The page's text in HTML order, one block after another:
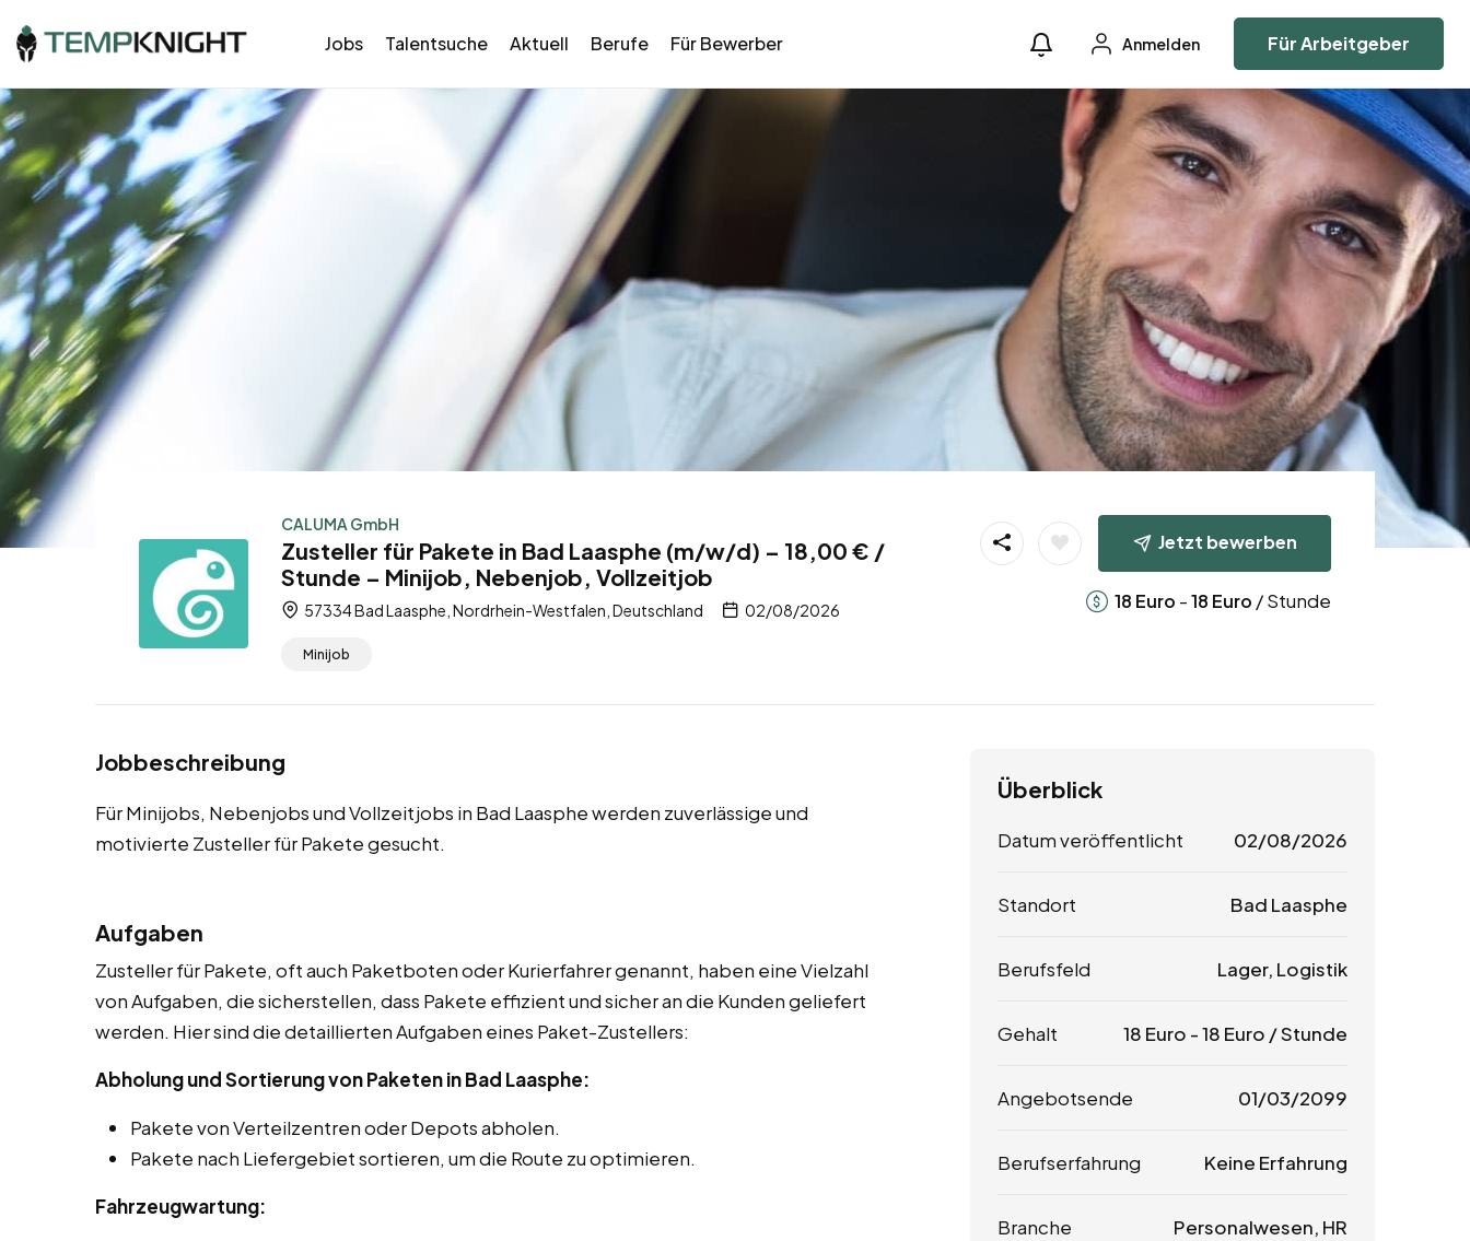
Jobs Talentsuche Aktuell Berufe Für Bewerber Anmelden Für Arbeitgeber
CALUMA GmbH
Zusteller für Pakete in Bad Laasphe (m/w/d) – 18,00 € /
Stunde – Minijob, Nebenjob, Vollzeitjob
57334 Bad Laasphe, Nordrhein-Westfalen, Deutschland 02/08/2026
Minijob
Jetzt bewerben
18 Euro -18 Euro / Stunde
Jobbeschreibung
Für Minijobs, Nebenjobs und Vollzeitjobs in Bad Laasphe werden zuverlässige und
motivierte Zusteller für Pakete gesucht.
Aufgaben
Zusteller für Pakete, oft auch Paketboten oder Kurierfahrer genannt, haben eine Vielzahl
von Aufgaben, die sicherstellen, dass Pakete effizient und sicher an die Kunden geliefert
werden. Hier sind die detaillierten Aufgaben eines Paket-Zustellers:
Abholung und Sortierung von Paketen in Bad Laasphe:
Pakete von Verteilzentren oder Depots abholen.
Pakete nach Liefergebiet sortieren, um die Route zu optimieren.
Fahrzeugwartung:
Überblick
Datum veröffentlicht 02/08/2026
Standort Bad Laasphe
Berufsfeld Lager, Logistik
Gehalt 18 Euro -18 Euro / Stunde
Angebotsende 01/03/2099
Berufserfahrung Keine Erfahrung
Branche Personalwesen, HR